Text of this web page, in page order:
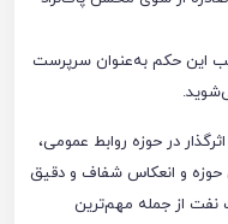
این حکم به‌عنوان سرپرست
در حوزه روابط عمومی،
حوزه و انعکاس شفاف و دقیق
نفت از جمله مهم‌ترین